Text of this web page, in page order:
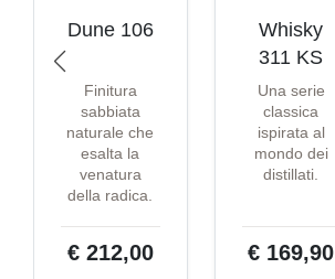
Dune 106
Finitura
sabbiata
naturale che
esalta la
venatura
della radica.
€ 212,00
Whisky
311 KS
Una serie
classica
ispirata al
mondo dei
distillati.
€ 169,90